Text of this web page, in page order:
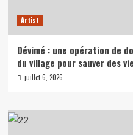
Artist
Dévimé : une opération de
du village pour sauver des
juillet 6, 2026